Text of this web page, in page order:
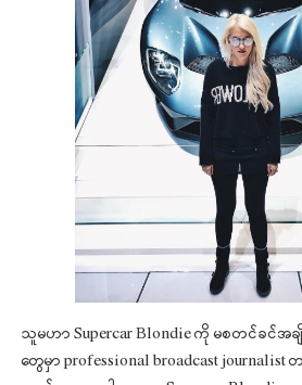
သူမဟာ Supercar Blondie ကို မစတင်ခင်အခ
တွေမှာ professional broadcast